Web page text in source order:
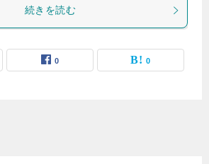
続きを読む
0 0